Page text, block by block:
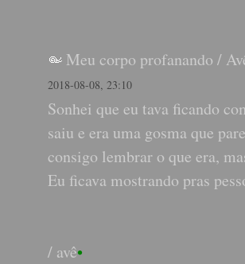
Meu corpo profanando /
2018-08-08, 23:10
Sonhei que eu tava ficando
saiu e era uma gosma que
consigo lembrar o que era,
Eu ficava mostrando pras
/ avê•